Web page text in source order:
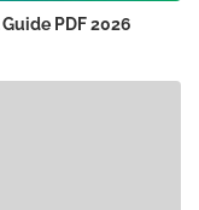
Guide PDF 2026